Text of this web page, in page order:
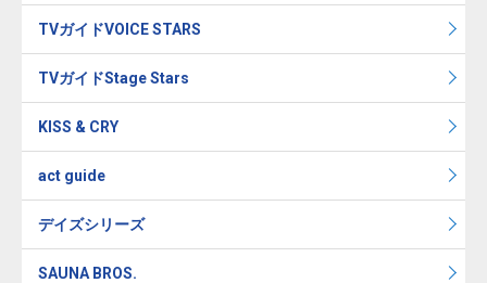
TVガイドVOICE STARS
TVガイドStage Stars
KISS & CRY
act guide
デイズシリーズ
SAUNA BROS.